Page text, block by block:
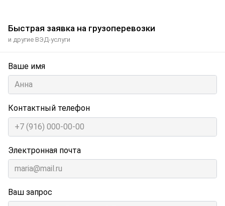
Быстрая заявка на грузоперевозки
и другие ВЭД-услуги
Ваше имя
Контактный телефон
Электронная почта
Ваш запрос